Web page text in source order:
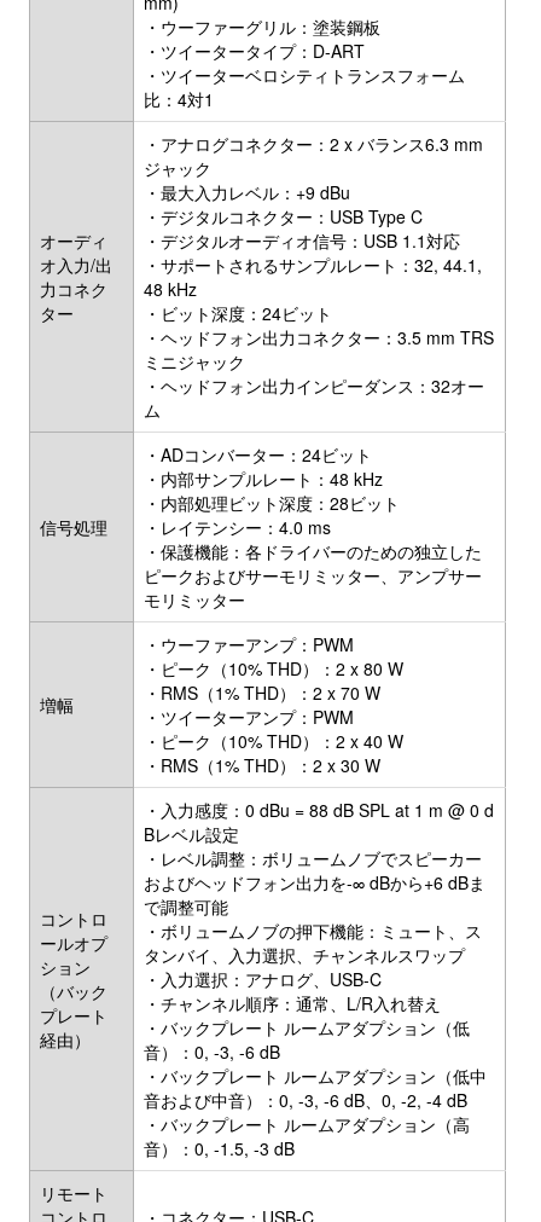
・ウーファーグリル：塗装鋼板
・ツイータータイプ：D-ART
・ツイーターベロシティトランスフォーム
比：4対1
オーディ
オ入力/出
力コネク
ター
・アナログコネクター：2 x バランス6.3 mm
ジャック
・最大入力レベル：+9 dBu
・デジタルコネクター：USB Type C
・デジタルオーディオ信号：USB 1.1対応
・サポートされるサンプルレート：32, 44.1,
48 kHz
・ビット深度：24ビット
・ヘッドフォン出力コネクター：3.5 mm TRS
ミニジャック
・ヘッドフォン出力インピーダンス：32オー
ム
信号処理
・ADコンバーター：24ビット
・内部サンプルレート：48 kHz
・内部処理ビット深度：28ビット
・レイテンシー：4.0 ms
・保護機能：各ドライバーのための独立した
ピークおよびサーモリミッター、アンプサー
モリミッター
増幅
・ウーファーアンプ：PWM
・ピーク（10% THD）：2 x 80 W
・RMS（1% THD）：2 x 70 W
・ツイーターアンプ：PWM
・ピーク（10% THD）：2 x 40 W
・RMS（1% THD）：2 x 30 W
コントロ
ールオプ
ション
（バック
プレート
経由）
・入力感度：0 dBu = 88 dB SPL at 1 m @ 0 d
Bレベル設定
・レベル調整：ボリュームノブでスピーカー
およびヘッドフォン出力を-∞ dBから+6 dBま
で調整可能
・ボリュームノブの押下機能：ミュート、ス
タンバイ、入力選択、チャンネルスワップ
・入力選択：アナログ、USB-C
・チャンネル順序：通常、L/R入れ替え
・バックプレート ルームアダプション（低
音）：0, -3, -6 dB
・バックプレート ルームアダプション（低中
音および中音）：0, -3, -6 dB、0, -2, -4 dB
・バックプレート ルームアダプション（高
音）：0, -1.5, -3 dB
リモート